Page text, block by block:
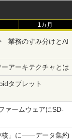
1カ月
業務のすみ分けとAI
アーキテクチャとは
タブレット
ァームウェアにSD-
核」に――データ集約